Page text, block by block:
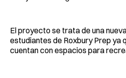
El proyecto se trata de una
estudiantes de Roxbury Prep ya
cuentan con espacios para